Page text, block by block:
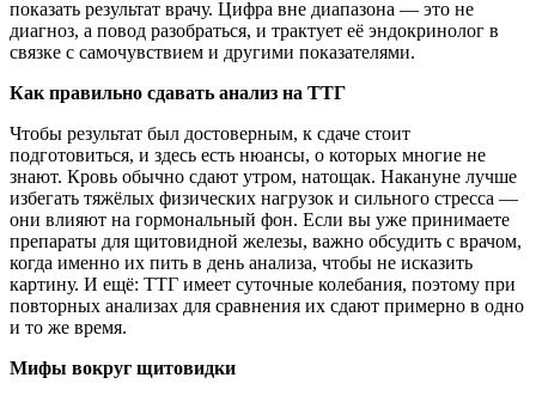
показать результат врачу. Цифра вне диапазона — это не
диагноз, а повод разобраться, и трактует её эндокринолог в
связке с самочувствием и другими показателями.
Как правильно сдавать анализ на ТТГ
Чтобы результат был достоверным, к сдаче стоит
подготовиться, и здесь есть нюансы, о которых многие не
знают. Кровь обычно сдают утром, натощак. Накануне лучше
избегать тяжёлых физических нагрузок и сильного стресса —
они влияют на гормональный фон. Если вы уже принимаете
препараты для щитовидной железы, важно обсудить с врачом,
когда именно их пить в день анализа, чтобы не исказить
картину. И ещё: ТТГ имеет суточные колебания, поэтому при
повторных анализах для сравнения их сдают примерно в одно
и то же время.
Мифы вокруг щитовидки